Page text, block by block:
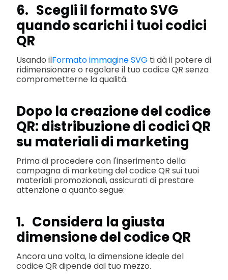
6. Scegli il formato SVG
quando scarichi i tuoi codici
QR
Usando ilFormato immagine SVG ti dà il potere di
ridimensionare o regolare il tuo codice QR senza
comprometterne la qualità.
Dopo la creazione del codice
QR: distribuzione di codici QR
su materiali di marketing
Prima di procedere con l'inserimento della
campagna di marketing del codice QR sui tuoi
materiali promozionali, assicurati di prestare
attenzione a quanto segue:
1. Considera la giusta
dimensione del codice QR
Ancora una volta, la dimensione ideale del
codice QR dipende dal tuo mezzo.